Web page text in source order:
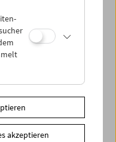
akzeptieren